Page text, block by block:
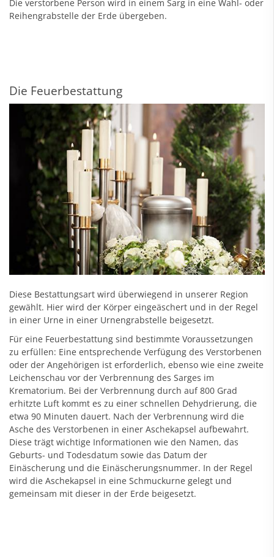
Die verstorbene Person wird in einem Sarg in eine Wahl- oder
Reihengrabstelle der Erde übergeben.
Die Feuerbestattung
Diese Bestattungsart wird überwiegend in unserer Region
gewählt. Hier wird der Körper eingeäschert und in der Regel
in einer Urne in einer Urnengrabstelle beigesetzt.
Für eine Feuerbestattung sind bestimmte Voraussetzungen
zu erfüllen: Eine entsprechende Verfügung des Verstorbenen
oder der Angehörigen ist erforderlich, ebenso wie eine zweite
Leichenschau vor der Verbrennung des Sarges im
Krematorium. Bei der Verbrennung durch auf 800 Grad
erhitzte Luft kommt es zu einer schnellen Dehydrierung, die
etwa 90 Minuten dauert. Nach der Verbrennung wird die
Asche des Verstorbenen in einer Aschekapsel aufbewahrt.
Diese trägt wichtige Informationen wie den Namen, das
Geburts- und Todesdatum sowie das Datum der
Einäscherung und die Einäscherungsnummer. In der Regel
wird die Aschekapsel in eine Schmuckurne gelegt und
gemeinsam mit dieser in der Erde beigesetzt.